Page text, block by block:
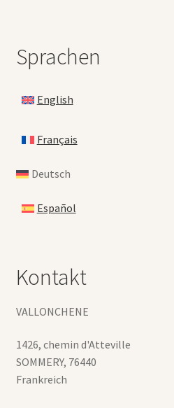
Sprachen
English
Français
Deutsch
Español
Kontakt
VALLONCHENE
1426, chemin d'Atteville
SOMMERY, 76440
Frankreich